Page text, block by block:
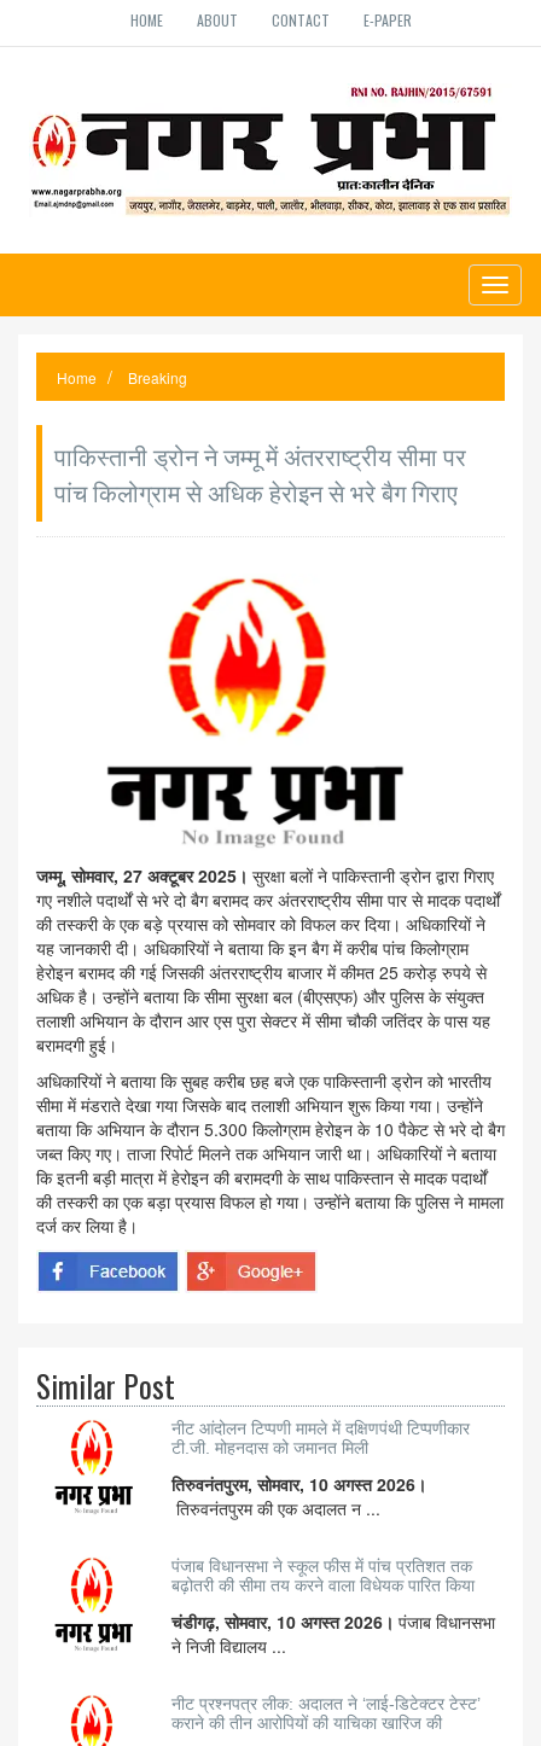
HOME ABOUT CONTACT E-PAPER
Home Breaking
पाकिस्तानी ड्रोन ने जम्मू में अंतरराष्ट्रीय सीमा पर
पांच किलोग्राम से अधिक हेरोइन से भरे बैग गिराए
जम्मू, सोमवार, 27 अक्टूबर 2025। सुरक्षा बलों ने पाकिस्तानी ड्रोन द्वारा गिराए
गए नशीले पदार्थों से भरे दो बैग बरामद कर अंतरराष्ट्रीय सीमा पार से मादक पदार्थों
की तस्करी के एक बड़े प्रयास को सोमवार को विफल कर दिया। अधिकारियों ने
यह जानकारी दी। अधिकारियों ने बताया कि इन बैग में करीब पांच किलोग्राम
हेरोइन बरामद की गई जिसकी अंतरराष्ट्रीय बाजार में कीमत 25 करोड़ रुपये से
अधिक है। उन्होंने बताया कि सीमा सुरक्षा बल (बीएसएफ) और पुलिस के संयुक्त
तलाशी अभियान के दौरान आर एस पुरा सेक्टर में सीमा चौकी जतिंदर के पास यह
बरामदगी हुई।
अधिकारियों ने बताया कि सुबह करीब छह बजे एक पाकिस्तानी ड्रोन को भारतीय
सीमा में मंडराते देखा गया जिसके बाद तलाशी अभियान शुरू किया गया। उन्होंने
बताया कि अभियान के दौरान 5.300 किलोग्राम हेरोइन के 10 पैकेट से भरे दो बैग
जब्त किए गए। ताजा रिपोर्ट मिलने तक अभियान जारी था। अधिकारियों ने बताया
कि इतनी बड़ी मात्रा में हेरोइन की बरामदगी के साथ पाकिस्तान से मादक पदार्थों
की तस्करी का एक बड़ा प्रयास विफल हो गया। उन्होंने बताया कि पुलिस ने मामला
दर्ज कर लिया है।
Similar Post
नीट आंदोलन टिप्पणी मामले में दक्षिणपंथी टिप्पणीकार
टी.जी. मोहनदास को जमानत मिली
तिरुवनंतपुरम, सोमवार, 10 अगस्त 2026।
तिरुवनंतपुरम की एक अदालत न ...
पंजाब विधानसभा ने स्कूल फीस में पांच प्रतिशत तक
बढ़ोतरी की सीमा तय करने वाला विधेयक पारित किया
चंडीगढ़, सोमवार, 10 अगस्त 2026। पंजाब विधानसभा
ने निजी विद्यालय ...
नीट प्रश्नपत्र लीक: अदालत ने ‘लाई-डिटेक्टर टेस्ट’
कराने की तीन आरोपियों की याचिका खारिज की